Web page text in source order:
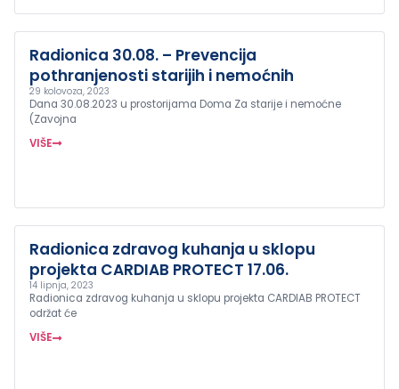
Radionica 30.08. – Prevencija
pothranjenosti starijih i nemoćnih
29 kolovoza, 2023
Dana 30.08.2023 u prostorijama Doma Za starije i nemoćne
(Zavojna
VIŠE
Radionica zdravog kuhanja u sklopu
projekta CARDIAB PROTECT 17.06.
14 lipnja, 2023
Radionica zdravog kuhanja u sklopu projekta CARDIAB PROTECT
održat će
VIŠE